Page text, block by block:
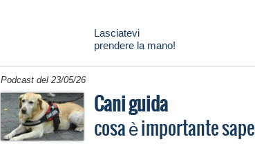
Lasciatevi
prendere la mano!
Podcast del 23/05/26
Cani guida
cosa è importante